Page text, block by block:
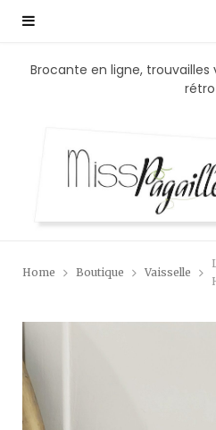
Brocante en ligne,
rétro
Home Boutique Vaisselle